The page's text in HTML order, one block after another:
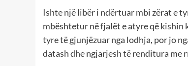
Ishte një libër i ndërtuar mbi zërat e
mbështetur në fjalët e atyre që kishin
tyre të gjunjëzuar nga lodhja, por jo
datash dhe ngjarjesh të renditura me